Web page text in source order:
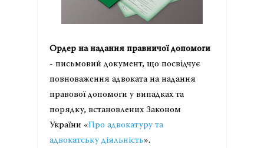
Ордер на надання правничої допомоги
- письмовий документ, що посвідчує
повноваження адвоката на надання
правової допомоги у випадках та
порядку, встановлених Законом
України «Про адвокатуру та
адвокатську діяльність».